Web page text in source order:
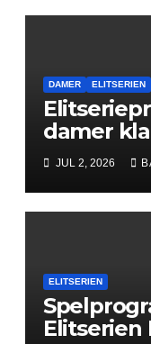
DAMER ELITSERIEN
damer
Next
JUL 2, 2026
ELITSERIEN
Elitserien